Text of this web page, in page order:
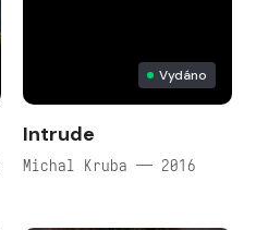
Vydáno
Intrude
Michal Kruba — 2016